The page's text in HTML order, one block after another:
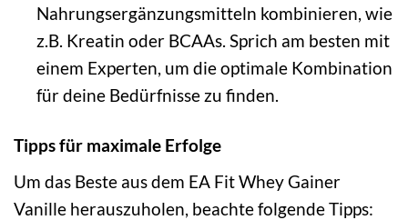
Nahrungsergänzungsmitteln kombinieren, wie
z.B. Kreatin oder BCAAs. Sprich am besten mit
einem Experten, um die optimale Kombination
für deine Bedürfnisse zu finden.
Tipps für maximale Erfolge
Um das Beste aus dem EA Fit Whey Gainer
Vanille herauszuholen, beachte folgende Tipps: